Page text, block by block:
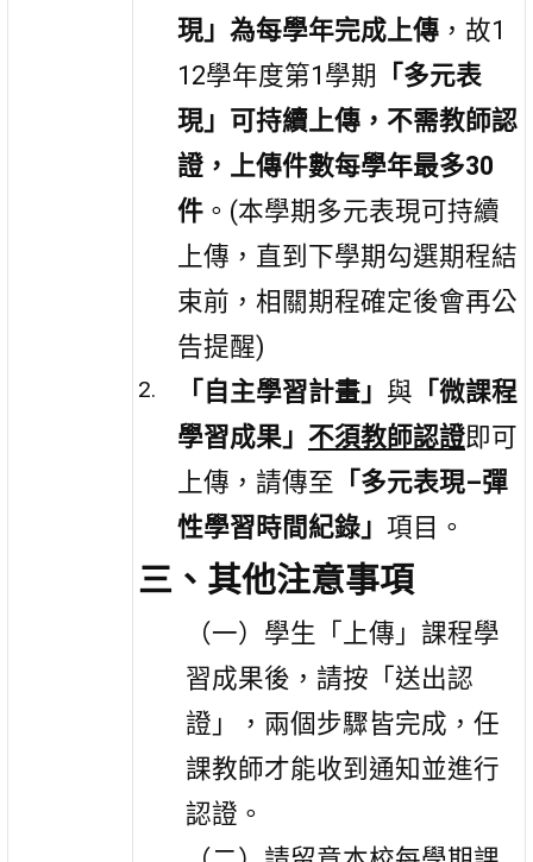
現」為每學年完成上傳，故1
12學年度第1學期
「多元表
現」可持續上傳，不需教師認
證，上傳件數每學年最多30
件。(本學期多元表現可持續
上傳，直到下學期勾選期程結
束前，相關期程確定後會再公
告提醒)
「自主學習計畫」 與 「微課程
學習成果」 不須教師認證即可
上傳，請傳至 「多元表現–彈
性學習時間紀錄」 項目。
三、其他注意事項
（一）學生「上傳」課程學
習成果後，請按「送出認
證」，兩個步驟皆完成，任
課教師才能收到通知並進行
認證。